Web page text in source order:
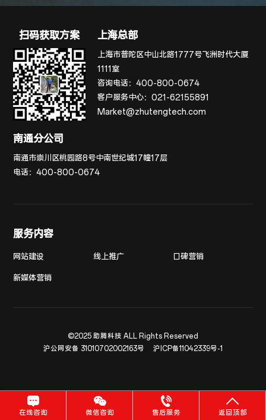
扫码获取方案 上海总部
上海市普陀区中山北路1777号飞洲时代大厦
1111室
咨询电话：400-800-0674
客户服务中心：021-62155891
Market@zhutengtech.com
南通分公司
南通市崇川区桃园路8号中南世纪城17幢17层
电话：400-800-0674
服务内容
网站建设 线上推广 口碑营销
新媒体营销
©2025 助腾科技 ALL Rights Reserved
沪公网安备 31010702002163号
沪ICP备11042339号-1
在线咨询 微信咨询 售后服务 返回顶部